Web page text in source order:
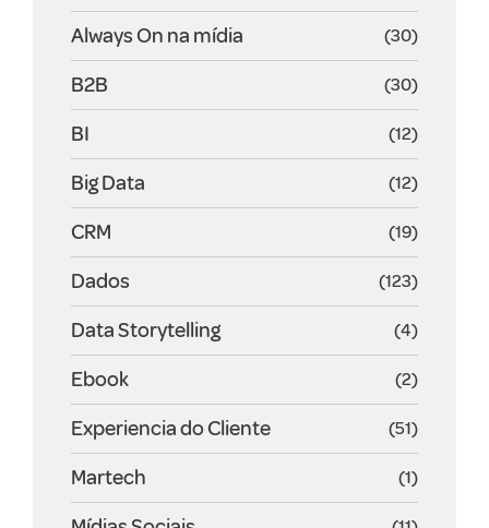
Always On na mídia (30)
B2B (30)
BI (12)
Big Data (12)
CRM (19)
Dados (123)
Data Storytelling (4)
Ebook (2)
Experiencia do Cliente (51)
Martech (1)